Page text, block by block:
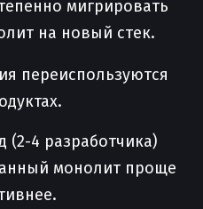
мигрировать
на новый стек.
переиспользуются
(2-4 разработчика)
монолит проще